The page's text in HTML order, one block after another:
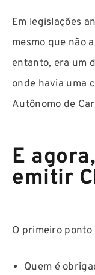
Em legislações
mesmo que não
entanto, era um
onde havia uma
Autônomo de
E
emitir
O primeiro
Quem é